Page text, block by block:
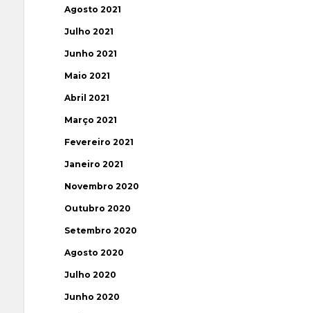
Agosto 2021
Julho 2021
Junho 2021
Maio 2021
Abril 2021
Março 2021
Fevereiro 2021
Janeiro 2021
Novembro 2020
Outubro 2020
Setembro 2020
Agosto 2020
Julho 2020
Junho 2020